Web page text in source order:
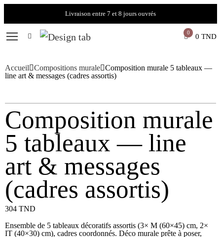
Livraison entre 7 et 8 jours ouvrés
0 0 TND
Accueil Compositions murale Composition murale 5 tableaux —
line art & messages (cadres assortis)
Composition murale
5 tableaux — line
art & messages
(cadres assortis)
304 TND
Ensemble de 5 tableaux décoratifs assortis (3× M (60×45) cm, 2×
IT (40×30) cm), cadres coordonnés. Déco murale prête à poser,